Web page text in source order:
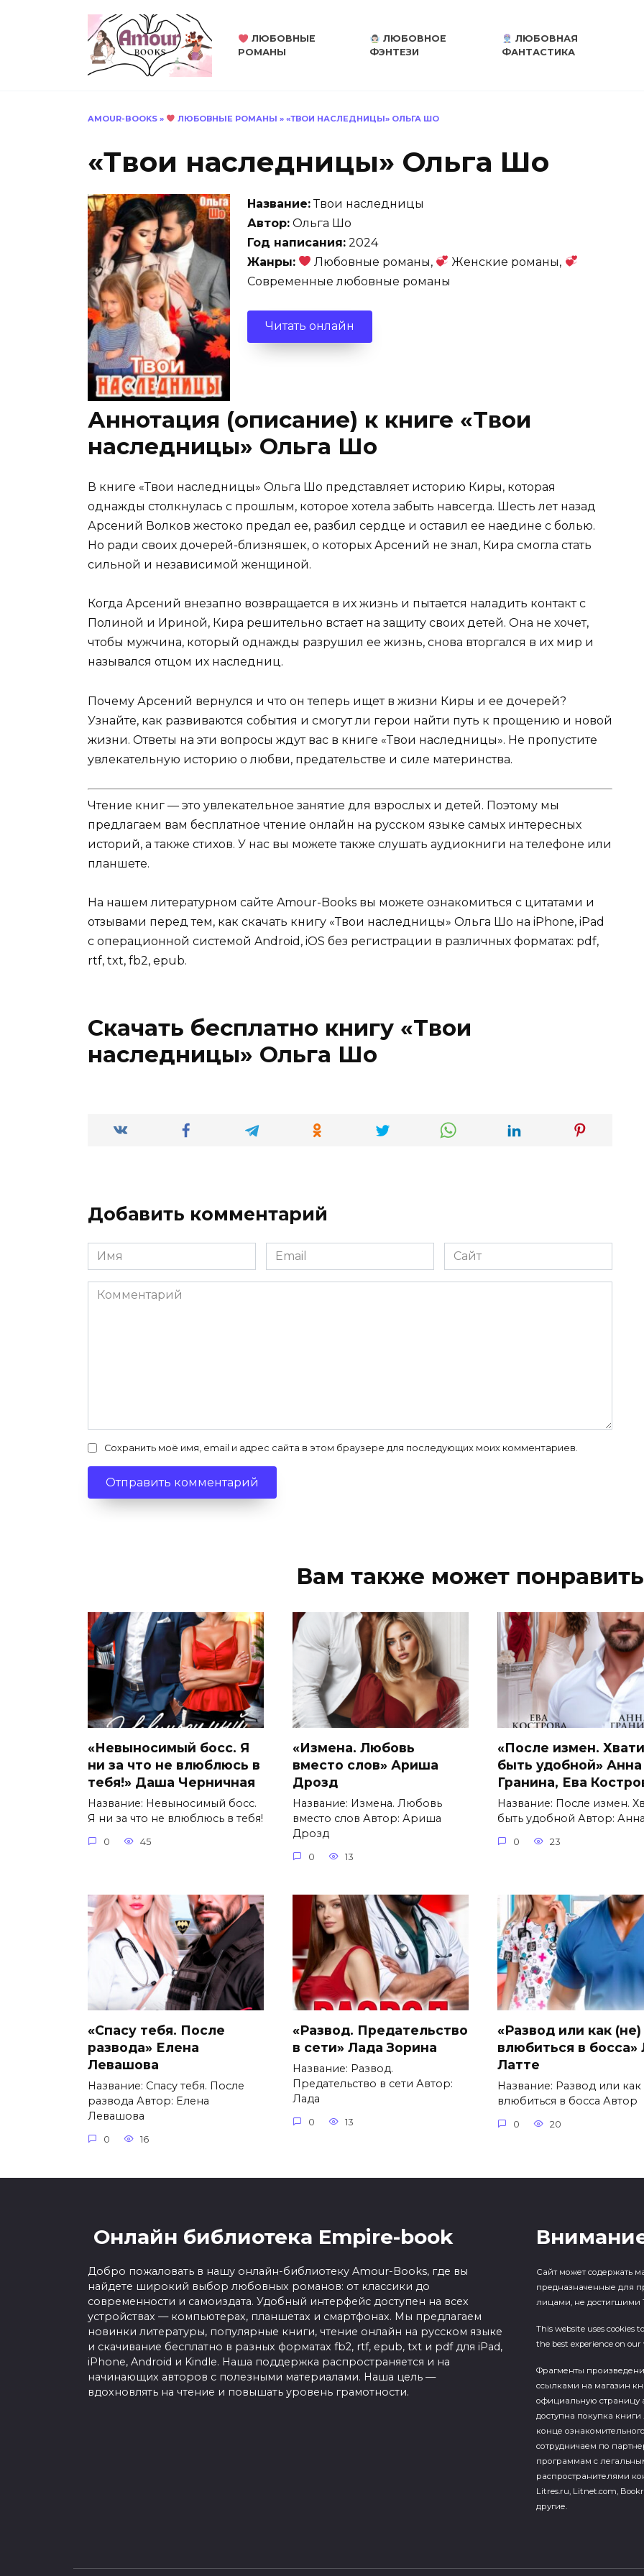
ЛЮБОВНЫЕ
РОМАНЫ
ЛЮБОВНОЕ
ФЭНТЕЗИ
ЛЮБОВНАЯ
ФАНТАСТИКА
AMOUR-BOOKS » ЛЮБОВНЫЕ РОМАНЫ » «ТВОИ НАСЛЕДНИЦЫ» ОЛЬГА ШО
«Твои наследницы» Ольга Шо
Название:Твои наследницы
Автор: Ольга Шо
Год написания: 2024
Жанры:
Любовные романы,
Женские романы,
Современные любовные романы
Читать онлайн
Аннотация (описание) к книге «Твои
наследницы» Ольга Шо
В книге «Твои наследницы» Ольга Шо представляет историю Киры, которая
однажды столкнулась с прошлым, которое хотела забыть навсегда. Шесть лет назад
Арсений Волков жестоко предал ее, разбил сердце и оставил ее наедине с болью.
Но ради своих дочерей-близняшек, о которых Арсений не знал, Кира смогла стать
сильной и независимой женщиной.
Когда Арсений внезапно возвращается в их жизнь и пытается наладить контакт с
Полиной и Ириной, Кира решительно встает на защиту своих детей. Она не хочет,
чтобы мужчина, который однажды разрушил ее жизнь, снова вторгался в их мир и
назывался отцом их наследниц.
Почему Арсений вернулся и что он теперь ищет в жизни Киры и ее дочерей?
Узнайте, как развиваются события и смогут ли герои найти путь к прощению и новой
жизни. Ответы на эти вопросы ждут вас в книге «Твои наследницы». Не пропустите
увлекательную историю о любви, предательстве и силе материнства.
Чтение книг — это увлекательное занятие для взрослых и детей. Поэтому мы
предлагаем вам бесплатное чтение онлайн на русском языке самых интересных
историй, а также стихов. У нас вы можете также слушать аудиокниги на телефоне или
планшете.
На нашем литературном сайте Amour-Books вы можете ознакомиться с цитатами и
отзывами перед тем, как скачать книгу «Твои наследницы» Ольга Шо на iPhone, iPad
с операционной системой Android, iOS без регистрации в различных форматах: pdf,
rtf, txt, fb2, epub.
Скачать бесплатно книгу «Твои
наследницы» Ольга Шо
Добавить комментарий
Имя
*
Email
*
Сайт
Комментарий
Сохранить моё имя, email и адрес сайта в этом браузере для последующих моих комментариев.
Вам также может
«Невыносимый босс. Я
ни за что не влюблюсь в
тебя!» Даша Черничная
Название: Невыносимый босс.
Я ни за что не влюблюсь в тебя!
0 45
«Измена. Любовь
вместо слов» Ариша
Дрозд
Название: Измена. Любовь
вместо слов Автор: Ариша
Дрозд
0 13
«После измен.
быть удобной» Анна
Гранина, Ева
Название: После измен.
быть удобной Автор:
0 23
«Спасу тебя. После
развода» Елена
Левашова
Название: Спасу тебя. После
развода Автор: Елена
Левашова
0 16
«Развод. Предательство
в сети» Лада Зорина
Название: Развод.
Предательство в сети Автор:
Лада
0 13
«Развод или как (не)
влюбиться в босса»
Латте
Название: Развод или как
влюбиться в босса Автор
0 20
Онлайн библиотека Empire-book
Добро пожаловать в нашу онлайн-библиотеку Amour-Books, где вы
найдете широкий выбор любовных романов: от классики до
современности и самоиздата. Удобный интерфейс доступен на всех
устройствах — компьютерах, планшетах и смартфонах. Мы предлагаем
новинки литературы, популярные книги, чтение онлайн на русском языке
и скачивание бесплатно в разных форматах fb2, rtf, epub, txt и pdf для iPad,
iPhone, Android и Kindle. Наша поддержка распространяется и на
начинающих авторов с полезными материалами. Наша цель —
вдохновлять на чтение и повышать уровень грамотности.
Сайт может содержать
предназначенные для
лицами, не достигшими
This website uses cookies
the best experience on our
Фрагменты
ссылками на магазин
официальную страницу
доступна покупка книги
конце
сотрудничаем по
программам с
распространителями
Litres.ru, Litnet.com,
другие.